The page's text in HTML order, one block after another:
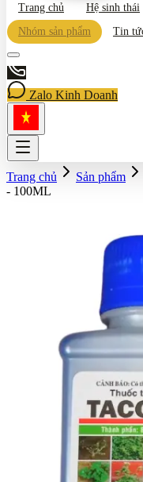
Trang chủ Hệ sinh thái
Nhóm sản phẩm
Tin
Zalo Kinh Doanh
Trang chủ Sản phẩm
- 100ML